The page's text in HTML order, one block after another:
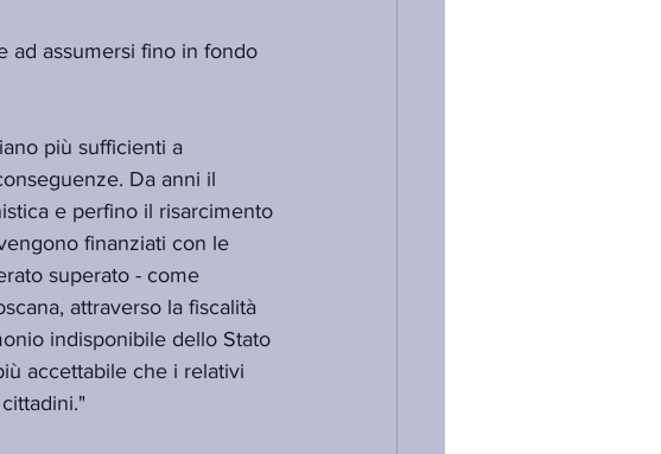
ad assumersi fino in fondo
più sufficienti a
Da anni il
e perfino il risarcimento
finanziati con le
superato - come
attraverso la fiscalità
indisponibile dello Stato
accettabile che i relativi